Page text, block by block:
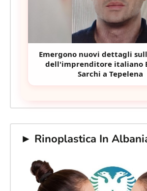
Emergono nuovi dettagli
dell'imprenditore italiano
Sarchi a Tepelena
► Rinoplastica In